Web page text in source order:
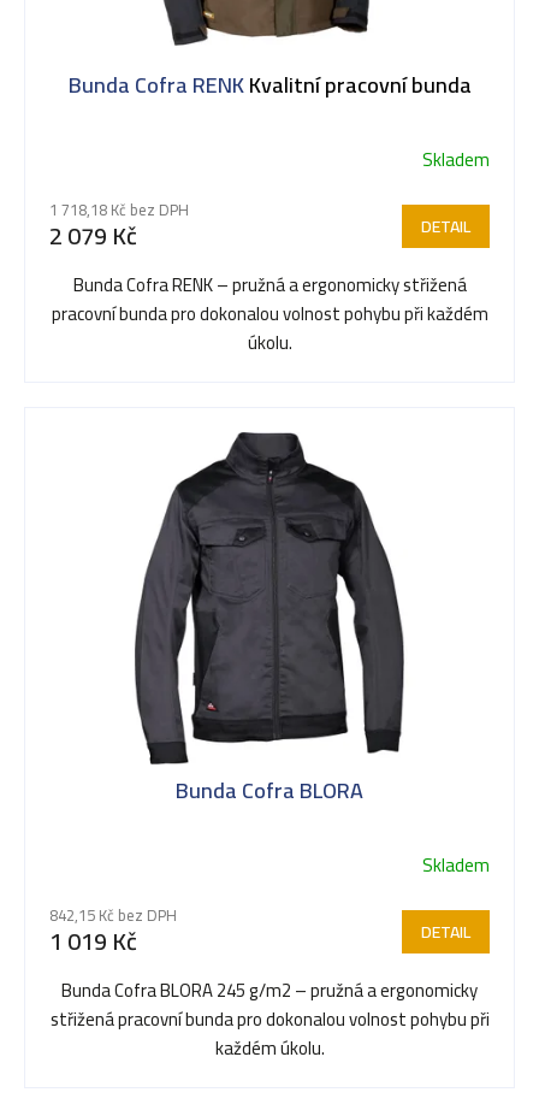
Bunda Cofra RENKKvalitní pracovní bunda
Skladem
1 718,18 Kč bez DPH
2 079 Kč DETAIL
Bunda Cofra RENK – pružná a ergonomicky střižená
pracovní bunda pro dokonalou volnost pohybu při každém
úkolu.
Bunda Cofra BLORA
Skladem
842,15 Kč bez DPH
1 019 Kč DETAIL
Bunda Cofra BLORA 245 g/m2 – pružná a ergonomicky
střižená pracovní bunda pro dokonalou volnost pohybu při
každém úkolu.